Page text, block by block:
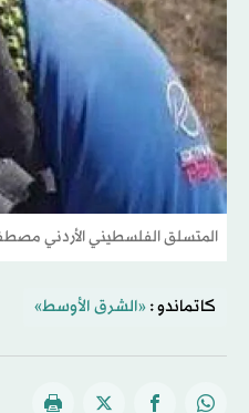
المتسلق الفلسطيني الأردني
كاتماندو : «الشرق الأوسط»